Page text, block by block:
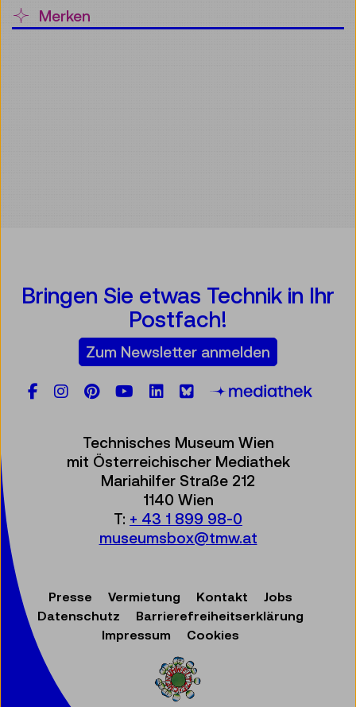
Merken
Bringen Sie etwas Technik in Ihr
Postfach!
Zum Newsletter anmelden
Facebook
Instagram
Pinterest
YouTube
LinkedIn
Bluesky
Technisches Museum Wien
mit Österreichischer Mediathek
Mariahilfer Straße 212
1140 Wien
T: + 43 1 899 98-0
museumsbox@tmw.at
Presse Vermietung Kontakt
Jobs
Datenschutz
Barrierefreiheitserklärung
Impressum
Cookies